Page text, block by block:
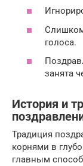
Слишком
голоса.
занята
История и
Традиция
корнями в
главным